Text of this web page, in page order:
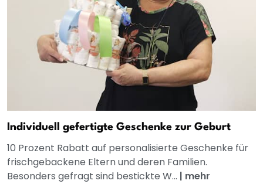
Individuell gefertigte Geschenke zur Geburt
10 Prozent Rabatt auf personalisierte Geschenke für
frischgebackene Eltern und deren Familien.
Besonders gefragt sind bestickte W... | mehr